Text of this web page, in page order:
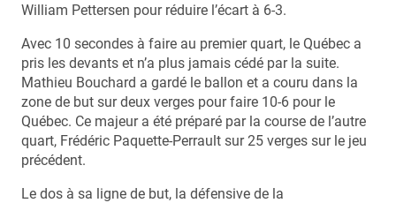
William Pettersen pour réduire l’écart à 6-3.
Avec 10 secondes à faire au premier quart, le Québec a
pris les devants et n’a plus jamais cédé par la suite.
Mathieu Bouchard a gardé le ballon et a couru dans la
zone de but sur deux verges pour faire 10-6 pour le
Québec. Ce majeur a été préparé par la course de l’autre
quart, Frédéric Paquette-Perrault sur 25 verges sur le jeu
précédent.
Le dos à sa ligne de but, la défensive de la